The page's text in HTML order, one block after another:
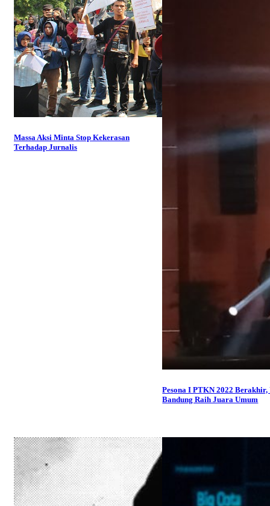
Massa Aksi Minta Stop Kekerasan
Terhadap Jurnalis
Pesona I PTKN 2022 Berakhir,
Bandung Raih Juara Umum